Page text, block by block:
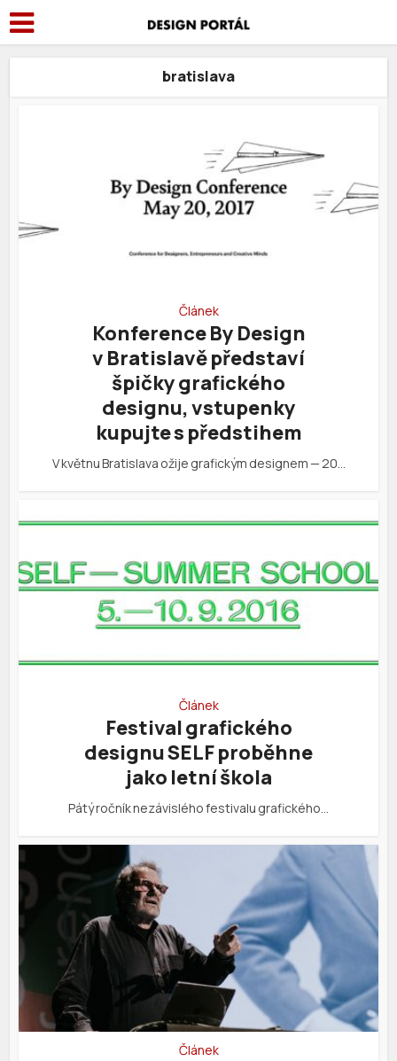
bratislava
Článek
Konference By Design
v Bratislavě představí
špičky grafického
designu, vstupenky
kupujte s předstihem
V květnu Bratislava ožije grafickým designem — 20…
Článek
Festival grafického
designu SELF proběhne
jako letní škola
Pátý ročník nezávislého festivalu grafického…
Článek